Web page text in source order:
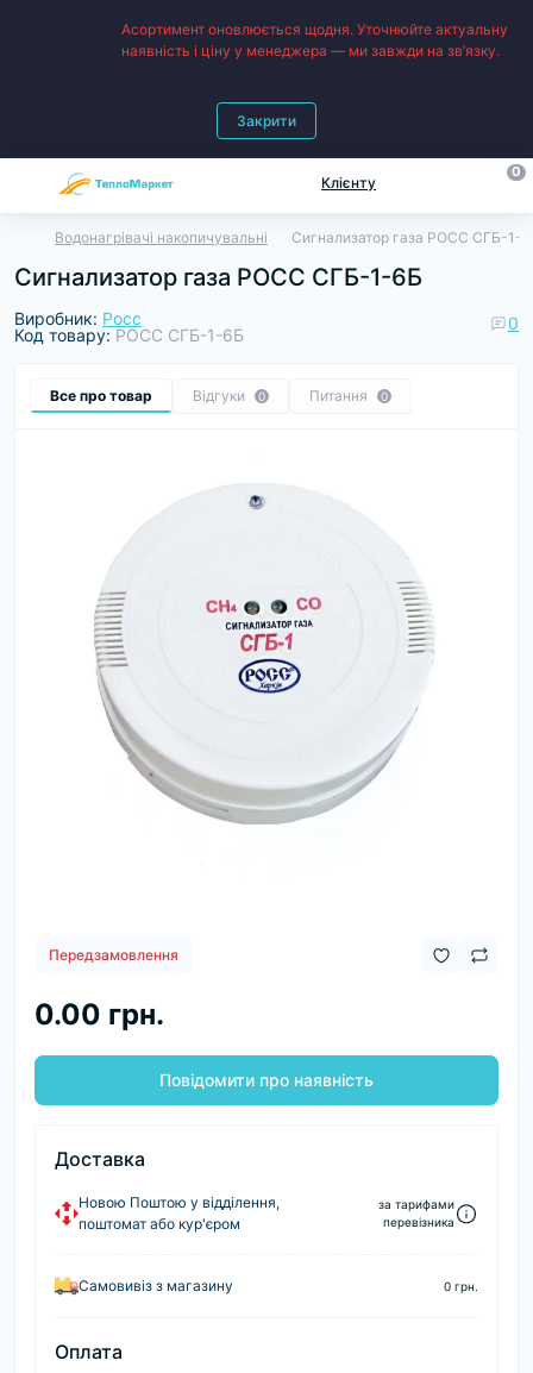
Асортимент оновлюється щодня. Уточнюйте актуальну
наявність і ціну у менеджера — ми завжди на зв’язку.
Закрити
Клієнту
0
Водонагрівачі накопичувальні Сигнализатор газа РОСС СГБ-1-
Сигнализатор газа РОСС СГБ-1-6Б
Виробник: Росс
Код товару: РОСС СГБ-1-6Б
0
Все про товар Відгуки 0 Питання 0
Передзамовлення
0.00 грн.
Повідомити про наявність
Доставка
Новою Поштою у відділення,
поштомат або кур'єром
за тарифами
перевізника
Самовивіз з магазину 0 грн.
Оплата